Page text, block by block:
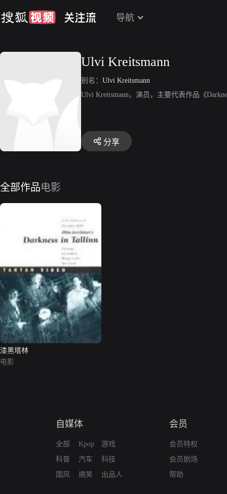
导航
Ulvi Kreitsmann
别名： Ulvi Kreitsmann
Ulvi Kreitsmann，演员，主要代表作品《
分享
全部作品电影
漆黑塔林
电影
自媒体
全部
科普
国风
Kpop
汽车
搞笑
游戏
科技
出品人
会员
会员特权
会员剧场
帮助